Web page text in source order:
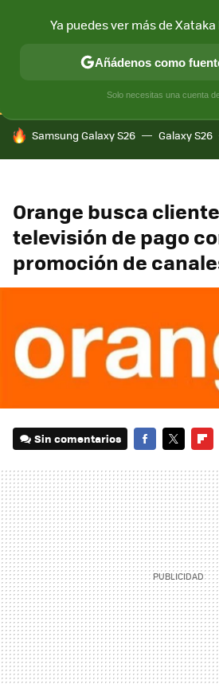
CONECTIVIDAD MÓVIL Y SOCIEDAD
HOY SE HABLA DE
Samsung Galaxy S26 Galaxy S26
Orange busca
televisión de pago
promoción de
Sin comentarios
Ya puedes ver más de
Añádenos como
Solo necesitas una cuenta